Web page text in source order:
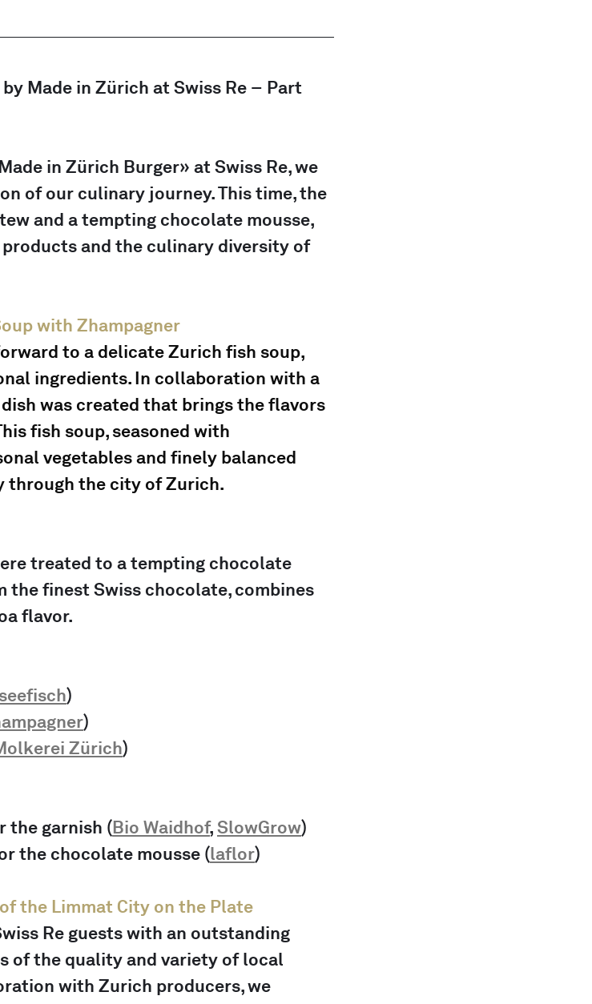
Made in Zürich at Swiss Re – Part
in Zürich Burger» at Swiss Re, we
of our culinary journey. This time, the
and a tempting chocolate mousse,
and the culinary diversity of
with Zhampagner
to a delicate Zurich fish soup,
ingredients. In collaboration with a
was created that brings the flavors
fish soup, seasoned with
vegetables and finely balanced
through the city of Zurich.
treated to a tempting chocolate
the finest Swiss chocolate, combines
flavor.
)
)
Zürich)
the garnish (Bio Waidhof, SlowGrow)
the chocolate mousse (laflor)
the Limmat City on the Plate
Re guests with an outstanding
of the quality and variety of local
with Zurich producers, we